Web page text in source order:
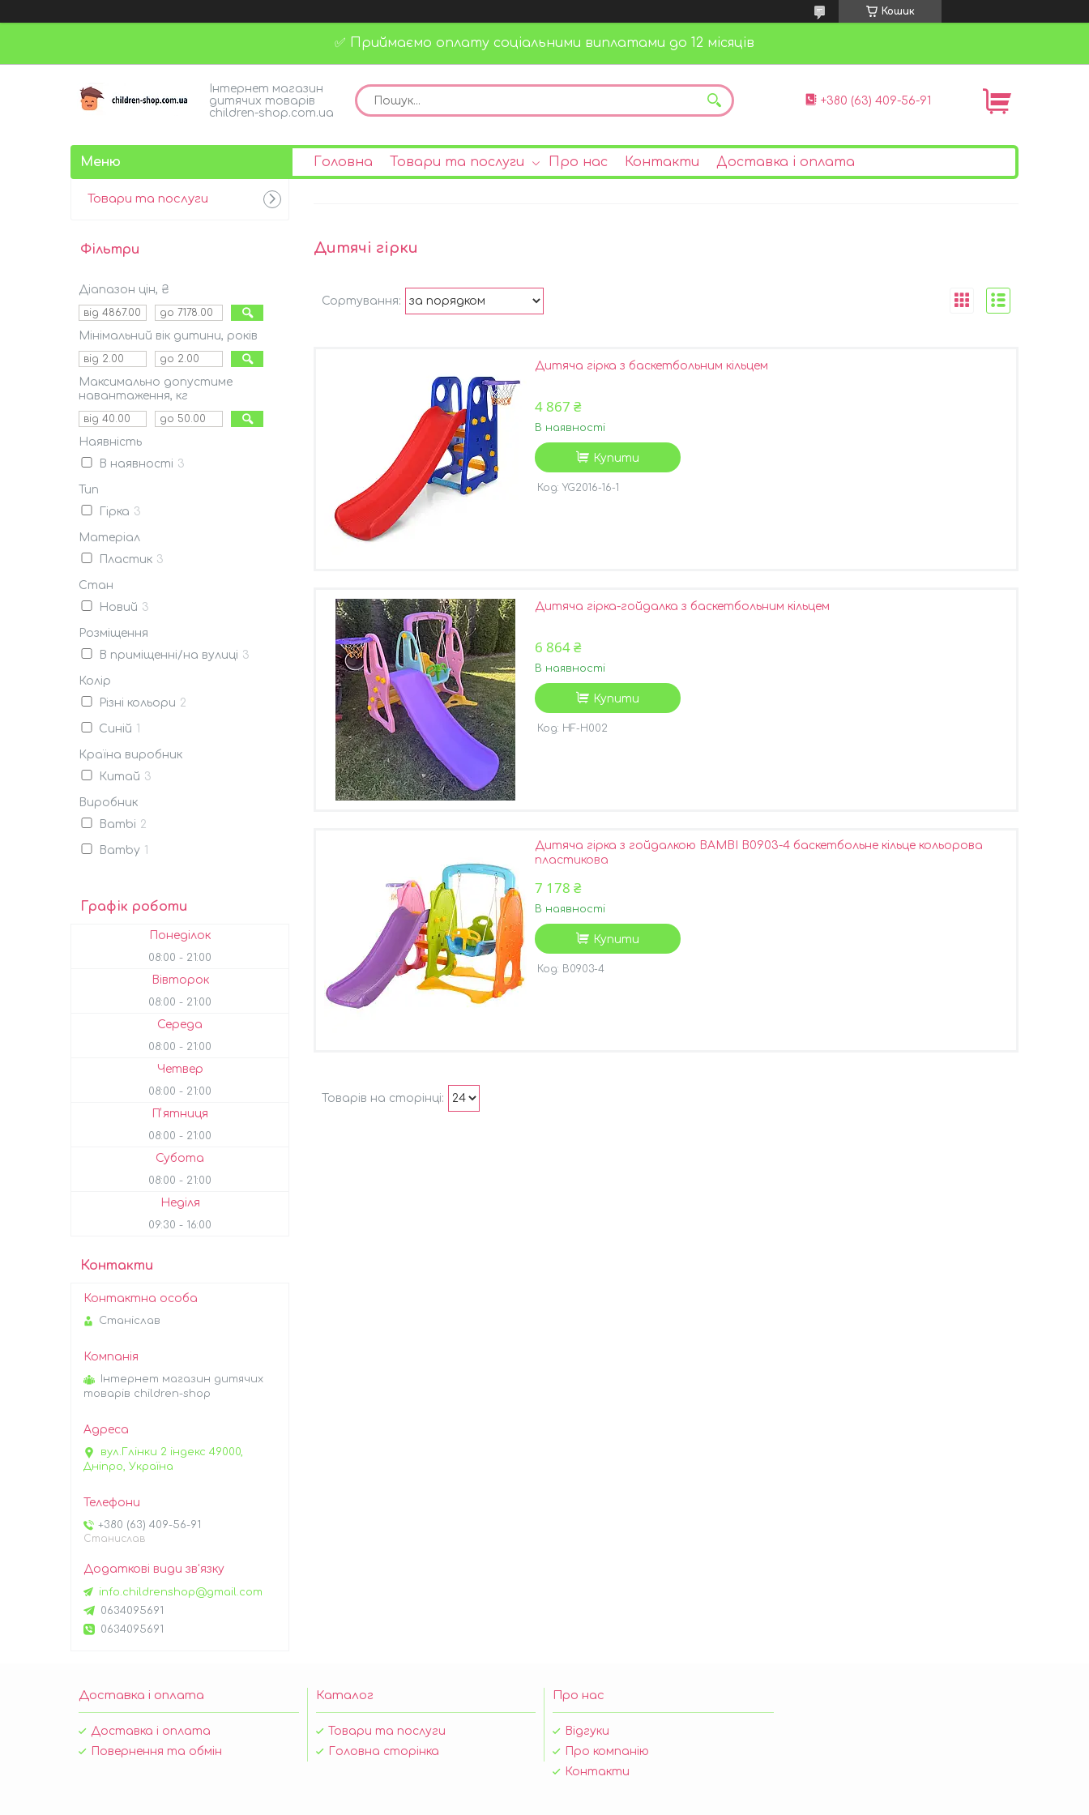
Кошик
✅ Приймаємо оплату соціальними виплатами до 12 місяців
Інтернет магазин
дитячих товарів
children-shop.com.ua
+380 (63) 409-56-91
Головна Товари та послуги Про нас Контакти Доставка і оплата
Дитячі гірки
Дитяча гірка з баскетбольним кільцем
4 867 ₴
В наявності
Купити
YG2016-16-1
Дитяча гірка-гойдалка з баскетбольним кільцем
6 864 ₴
В наявності
Купити
HF-H002
Дитяча гірка з гойдалкою BAMBI B0903-4 баскетбольне кільце кольорова
пластикова
7 178 ₴
В наявності
Купити
B0903-4
Товари та послуги
Фільтри
Діапазон цін, ₴
Мінімальний вік дитини, років
Максимально допустиме
навантаження, кг
Наявність
В наявності 3
Тип
Гірка 3
Матеріал
Пластик 3
Стан
Новий 3
Розміщення
В приміщенні/на вулиці 3
Колір
Різні кольори 2
Синій 1
Країна виробник
Китай 3
Виробник
Bambi 2
Bamby 1
Графік роботи
Понеділок
08:00 21:00
Вівторок
08:00 21:00
Середа
08:00 21:00
Четвер
08:00 21:00
Пʼятниця
08:00 21:00
Субота
08:00 21:00
Неділя
09:30 16:00
Контакти
Станіслав
Інтернет магазин дитячих
товарів children-shop
вул.Глінки 2 індекс 49000,
Дніпро, Україна
+380 (63) 409-56-91
Станислав
info.childrenshop@gmail.com
0634095691
0634095691
Доставка і оплата
Доставка і оплата
Повернення та обмін
Каталог
Товари та послуги
Головна сторінка
Про нас
Відгуки
Про компанію
Контакти